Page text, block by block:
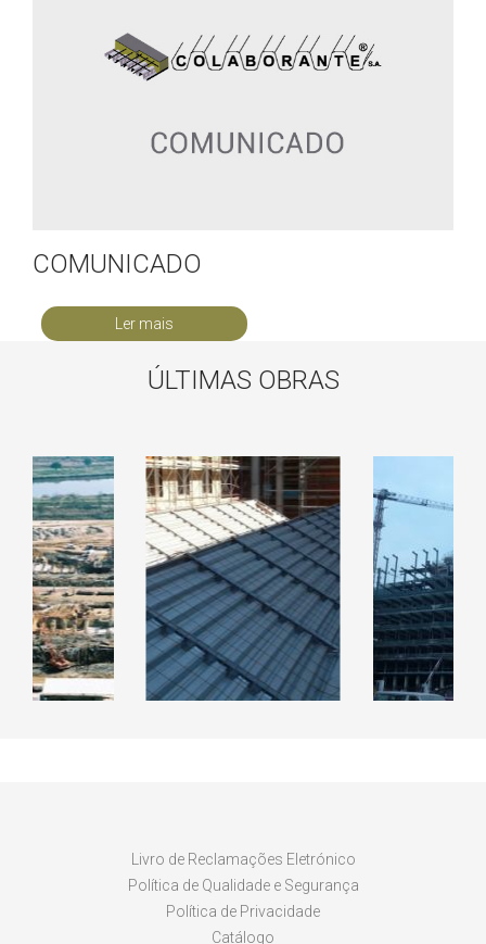
COMUNICADO
Ler mais
ÚLTIMAS OBRAS
EDIFICIO DO ISCAP
CICLO
DE
Livro de Reclamações Eletrónico
Política de Qualidade e Segurança
Política de Privacidade
Catálogo